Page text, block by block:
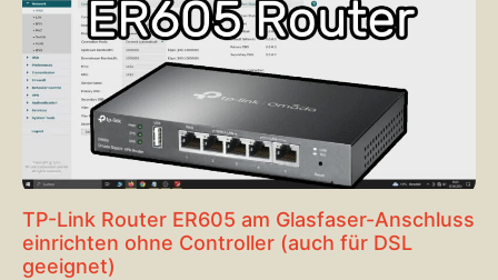
TP-Link Router ER605 am Glasfaser-Anschluss
einrichten ohne Controller (auch für DSL
geeignet)